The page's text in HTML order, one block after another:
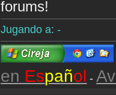
forums!
Jugando a: -
en Español -